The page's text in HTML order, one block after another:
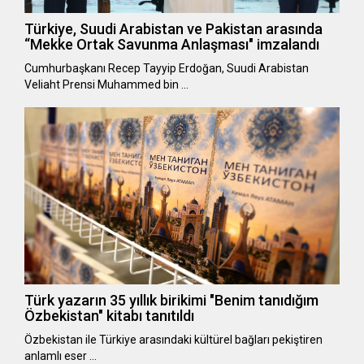
Türkiye, Suudi Arabistan ve Pakistan arasında
“Mekke Ortak Savunma Anlaşması" imzalandı
Cumhurbaşkanı Recep Tayyip Erdoğan, Suudi Arabistan
Veliaht Prensi Muhammed bin …
Türk yazarın 35 yıllık birikimi "Benim tanıdığım
Özbekistan" kitabı tanıtıldı
Özbekistan ile Türkiye arasındaki kültürel bağları pekiştiren
anlamlı eser …